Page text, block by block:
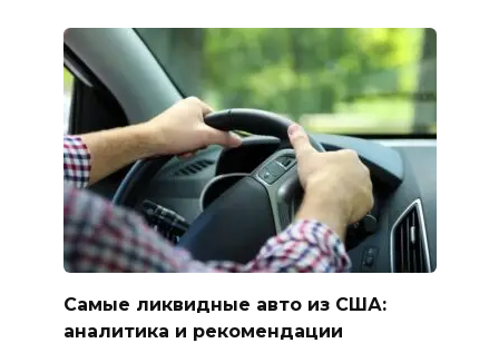
Самые ликвидные авто из США:
аналитика и рекомендации